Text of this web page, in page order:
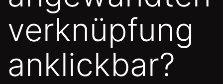
verknüpfung
anklickbar?